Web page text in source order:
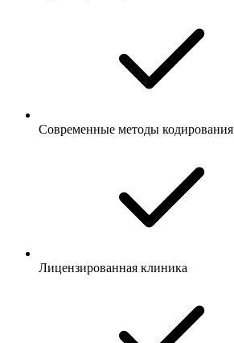
Современные методы кодирования
Лицензированная клиника